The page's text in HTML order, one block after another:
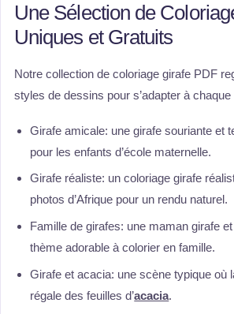
Une Sélection de
Uniques et Gratuits
Notre collection de coloriage girafe PDF
styles de dessins pour s’adapter à chaque
Girafe amicale: une girafe souriante et
pour les enfants d’école maternelle.
Girafe réaliste: un coloriage girafe
photos d’Afrique pour un rendu naturel.
Famille de girafes: une maman girafe
thème adorable à colorier en famille.
Girafe et acacia: une scène typique où
régale des feuilles d’acacia.